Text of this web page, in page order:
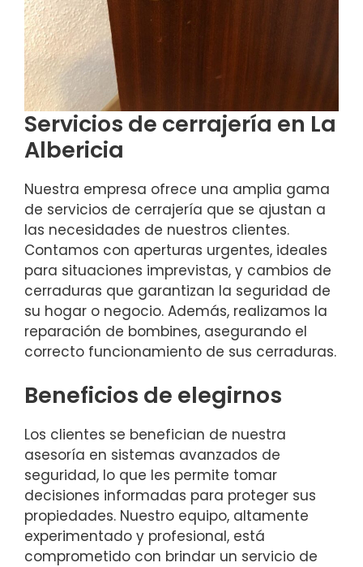
Servicios de cerrajería en La
Albericia
Nuestra empresa ofrece una amplia gama
de servicios de cerrajería que se ajustan a
las necesidades de nuestros clientes.
Contamos con aperturas urgentes, ideales
para situaciones imprevistas, y cambios de
cerraduras que garantizan la seguridad de
su hogar o negocio. Además, realizamos la
reparación de bombines, asegurando el
correcto funcionamiento de sus cerraduras.
Beneficios de elegirnos
Los clientes se benefician de nuestra
asesoría en sistemas avanzados de
seguridad, lo que les permite tomar
decisiones informadas para proteger sus
propiedades. Nuestro equipo, altamente
experimentado y profesional, está
comprometido con brindar un servicio de